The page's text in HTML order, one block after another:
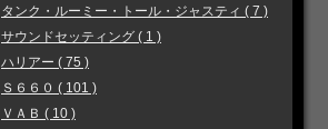
タンク・ルーミー・トール・ジャスティ ( 7 )
サウンドセッティング ( 1 )
ハリアー ( 75 )
Ｓ６６０ ( 101 )
ＶＡＢ ( 10 )